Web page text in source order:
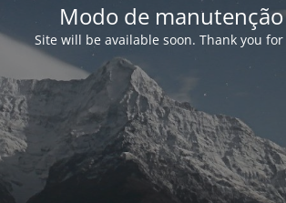
Modo de
Site will be available soon. Thank you